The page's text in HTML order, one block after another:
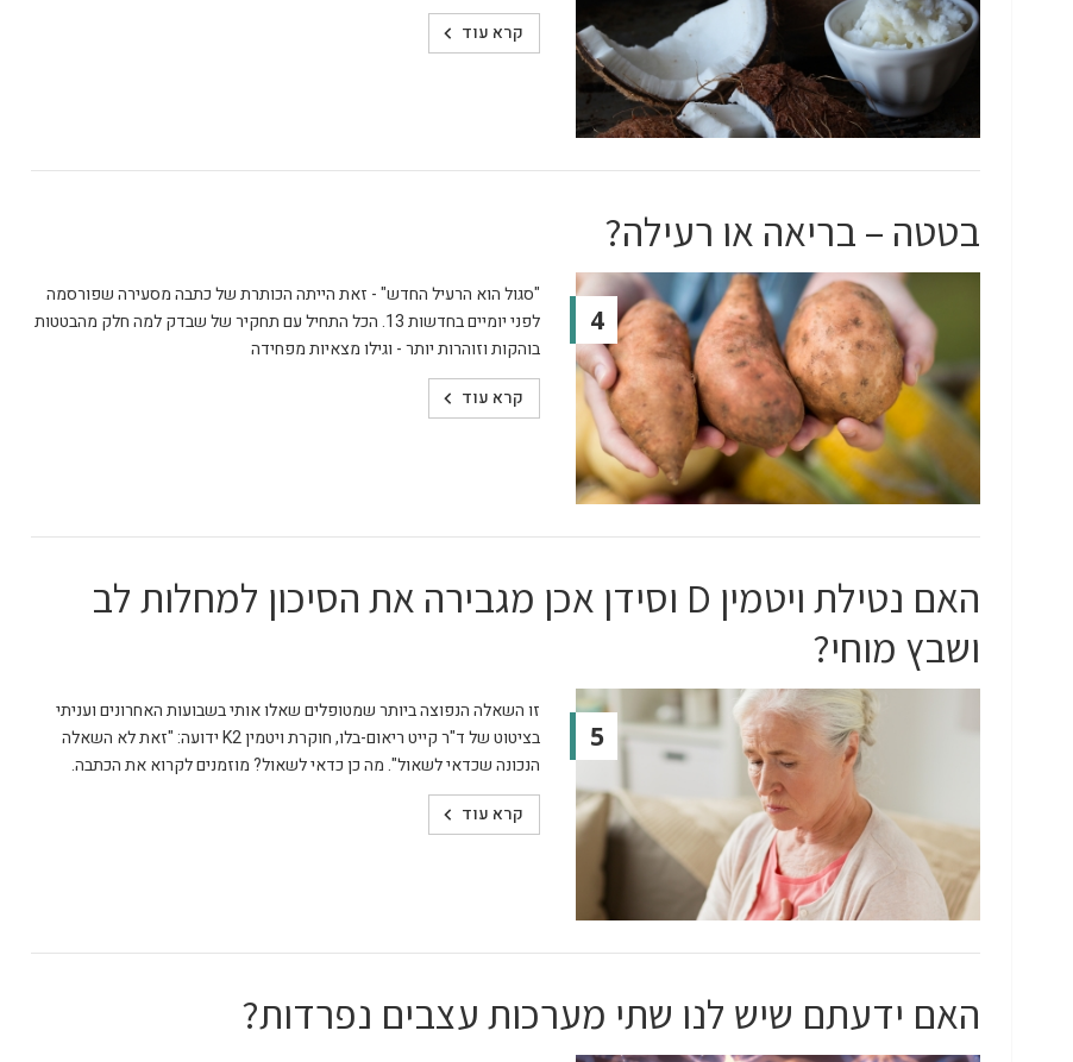
קרא עוד
בטטה – בריאה או רעילה?
4
"סגול הוא הרעיל החדש" - זאת הייתה הכותרת של כתבה מסעירה שפורסמה
לפני יומיים בחדשות 13. הכל התחיל עם תחקיר של שבדק למה חלק מהבטטות
בוהקות וזוהרות יותר - וגילו מצאיות מפחידה
קרא עוד
האם נטילת ויטמין D וסידן אכן מגבירה את הסיכון למחלות לב
ושבץ מוחי?
5
זו השאלה הנפוצה ביותר שמטופלים שאלו אותי בשבועות האחרונים ועניתי
בציטוט של ד"ר קייט ריאום-בלו, חוקרת ויטמין K2 ידועה: "זאת לא השאלה
הנכונה שכדאי לשאול". מה כן כדאי לשאול? מוזמנים לקרוא את הכתבה.
קרא עוד
האם ידעתם שיש לנו שתי מערכות עצבים נפרדות?